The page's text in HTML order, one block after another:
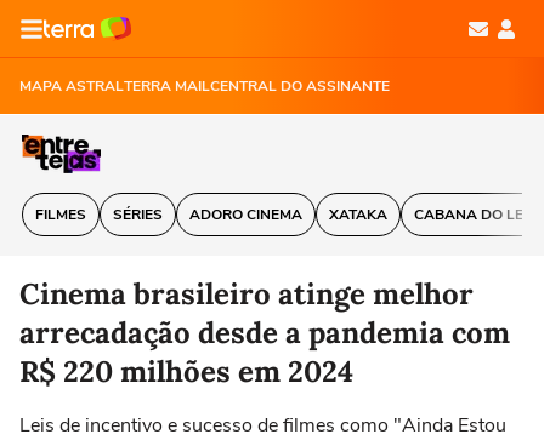
MAPA ASTRALTERRA MAILCENTRAL DO ASSINANTE
FILMES SÉRIES ADORO CINEMA XATAKA CABANA DO
Cinema brasileiro atinge melhor
arrecadação desde a pandemia com
R$ 220 milhões em 2024
Leis de incentivo e sucesso de filmes como "Ainda Estou